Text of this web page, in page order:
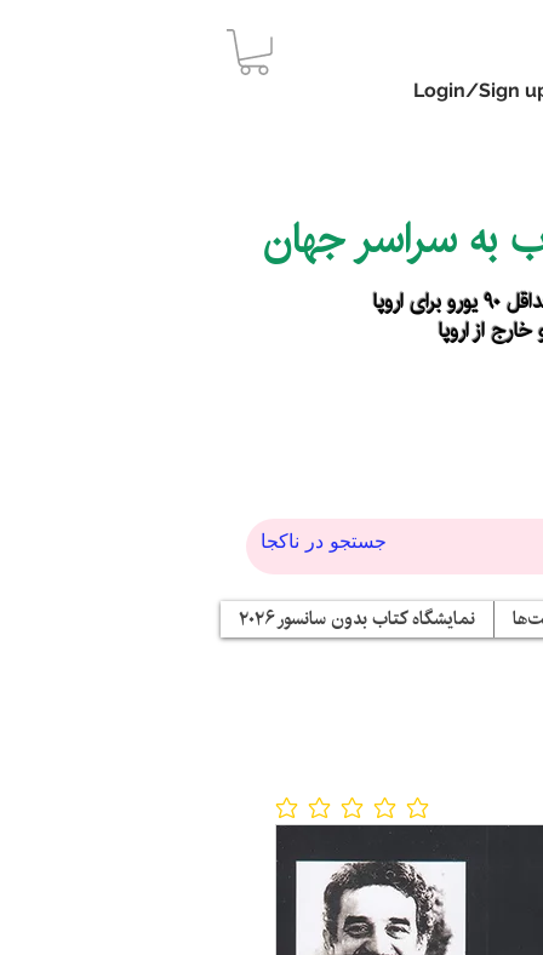
Login/Sign
به سراسر جهان
اروپا
نمایشگاه کتاب بدون سانسور ۲۰۲۶
No ratings yet